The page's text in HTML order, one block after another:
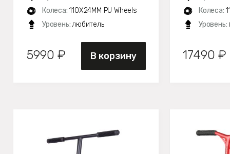
Колеса: 110X24MM PU Wheels
Уровень:любитель
5990 ₽ В корзину
Колеса:
Уровень:
17490 ₽